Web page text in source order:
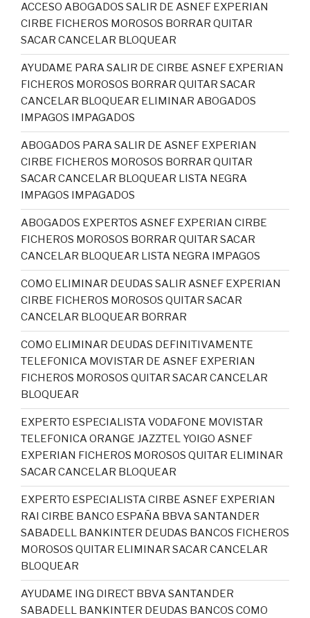
ACCESO ABOGADOS SALIR DE ASNEF EXPERIAN
CIRBE FICHEROS MOROSOS BORRAR QUITAR
SACAR CANCELAR BLOQUEAR
AYUDAME PARA SALIR DE CIRBE ASNEF EXPERIAN
FICHEROS MOROSOS BORRAR QUITAR SACAR
CANCELAR BLOQUEAR ELIMINAR ABOGADOS
IMPAGOS IMPAGADOS
ABOGADOS PARA SALIR DE ASNEF EXPERIAN
CIRBE FICHEROS MOROSOS BORRAR QUITAR
SACAR CANCELAR BLOQUEAR LISTA NEGRA
IMPAGOS IMPAGADOS
ABOGADOS EXPERTOS ASNEF EXPERIAN CIRBE
FICHEROS MOROSOS BORRAR QUITAR SACAR
CANCELAR BLOQUEAR LISTA NEGRA IMPAGOS
COMO ELIMINAR DEUDAS SALIR ASNEF EXPERIAN
CIRBE FICHEROS MOROSOS QUITAR SACAR
CANCELAR BLOQUEAR BORRAR
COMO ELIMINAR DEUDAS DEFINITIVAMENTE
TELEFONICA MOVISTAR DE ASNEF EXPERIAN
FICHEROS MOROSOS QUITAR SACAR CANCELAR
BLOQUEAR
EXPERTO ESPECIALISTA VODAFONE MOVISTAR
TELEFONICA ORANGE JAZZTEL YOIGO ASNEF
EXPERIAN FICHEROS MOROSOS QUITAR ELIMINAR
SACAR CANCELAR BLOQUEAR
EXPERTO ESPECIALISTA CIRBE ASNEF EXPERIAN
RAI CIRBE BANCO ESPAÑA BBVA SANTANDER
SABADELL BANKINTER DEUDAS BANCOS FICHEROS
MOROSOS QUITAR ELIMINAR SACAR CANCELAR
BLOQUEAR
AYUDAME ING DIRECT BBVA SANTANDER
SABADELL BANKINTER DEUDAS BANCOS COMO